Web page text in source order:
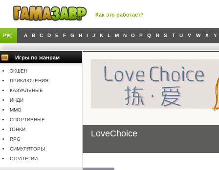
Как это работает?
A B C D E F G H I J K L M N O P Q R S T U V W X Y
Игры по жанрам
ЭКШЕН
ПРИКЛЮЧЕНИЯ
КАЗУАЛЬНЫЕ
ИНДИ
MMO
СПОРТИВНЫЕ
ГОНКИ
RPG
СИМУЛЯТОРЫ
СТРАТЕГИИ
LoveChoice